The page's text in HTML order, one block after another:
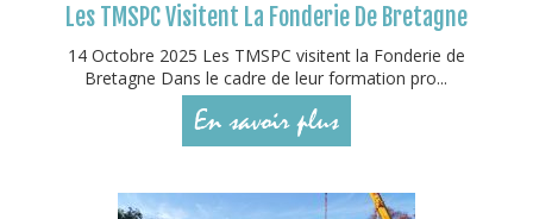
Les TMSPC Visitent La Fonderie De Bretagne
14 Octobre 2025 Les TMSPC visitent la Fonderie de
Bretagne Dans le cadre de leur formation pro...
En savoir plus